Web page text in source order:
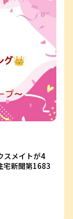
スメイトが4
宅新聞第1683